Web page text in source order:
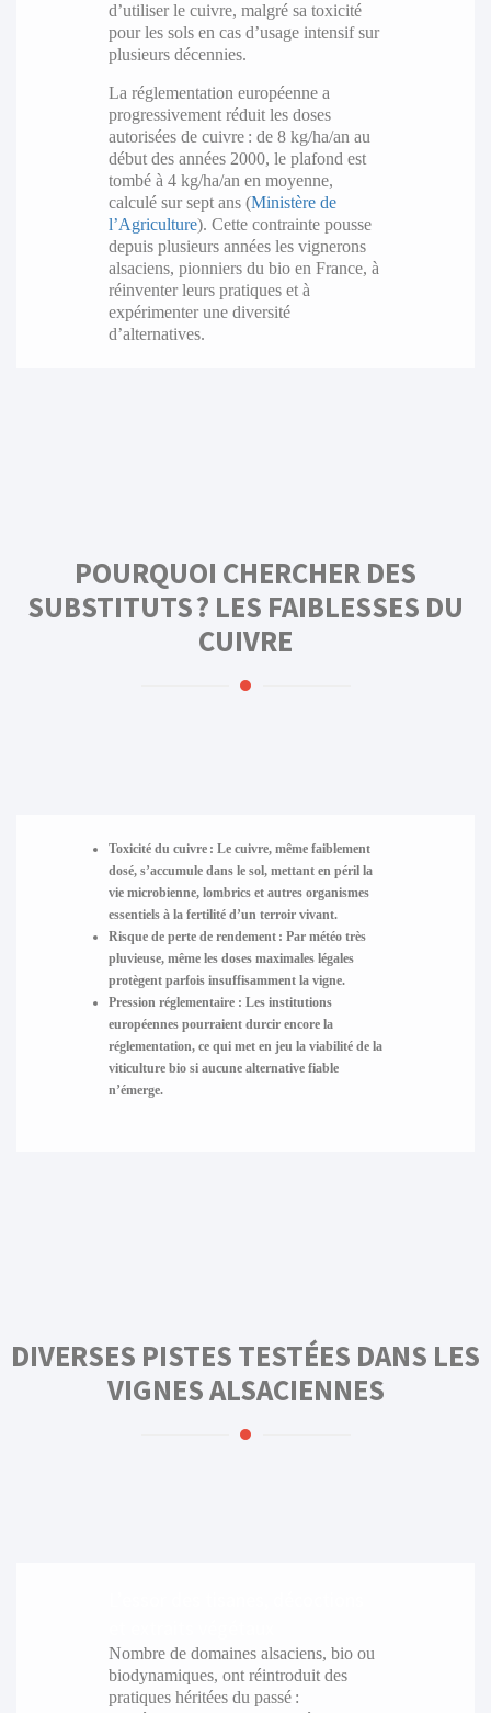
d’utiliser le cuivre, malgré sa toxicité
pour les sols en cas d’usage intensif sur
plusieurs décennies.
La réglementation européenne a
progressivement réduit les doses
autorisées de cuivre : de 8 kg/ha/an au
début des années 2000, le plafond est
tombé à 4 kg/ha/an en moyenne,
calculé sur sept ans (Ministère de
l’Agriculture). Cette contrainte pousse
depuis plusieurs années les vignerons
alsaciens, pionniers du bio en France, à
réinventer leurs pratiques et à
expérimenter une diversité
d’alternatives.
POURQUOI CHERCHER DES
SUBSTITUTS ? LES FAIBLESSES DU
CUIVRE
Toxicité du cuivre : Le cuivre, même faiblement
dosé, s’accumule dans le sol, mettant en péril la
vie microbienne, lombrics et autres organismes
essentiels à la fertilité d’un terroir vivant.
Risque de perte de rendement : Par météo très
pluvieuse, même les doses maximales légales
protègent parfois insuffisamment la vigne.
Pression réglementaire : Les institutions
européennes pourraient durcir encore la
réglementation, ce qui met en jeu la viabilité de la
viticulture bio si aucune alternative fiable
n’émerge.
DIVERSES PISTES TESTÉES DANS LES
VIGNES ALSACIENNES
Nombre de domaines alsaciens, bio ou
biodynamiques, ont réintroduit des
pratiques héritées du passé :